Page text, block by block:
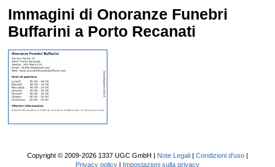
Immagini di Onoranze Funebri
Buffarini a Porto Recanati
Copyright © 2009-2026 1337 UGC GmbH | Note Legali| Condizioni d'uso|
Privacy policy| Impostazioni sulla privacy